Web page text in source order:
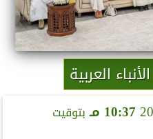
العربية
10:37 مـ
بتوقيت